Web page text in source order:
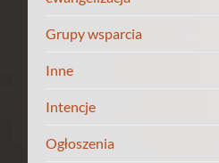
Grupy wsparcia
Inne
Intencje
Ogłoszenia